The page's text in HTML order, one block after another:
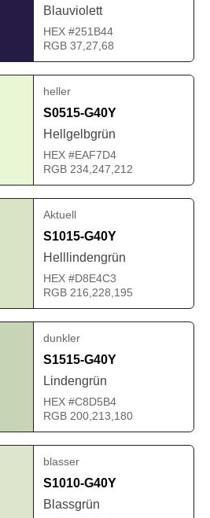
Blauviolett
HEX #251B44
RGB 37,27,68
heller
S0515-G40Y
Hellgelbgrün
HEX #EAF7D4
RGB 234,247,212
Aktuell
S1015-G40Y
Helllindengrün
HEX #D8E4C3
RGB 216,228,195
dunkler
S1515-G40Y
Lindengrün
HEX #C8D5B4
RGB 200,213,180
blasser
S1010-G40Y
Blassgrün